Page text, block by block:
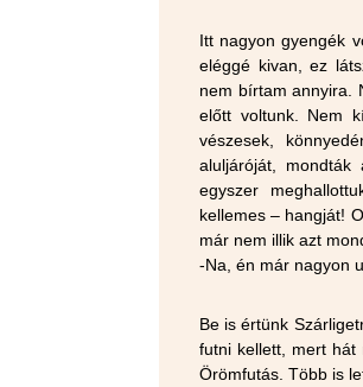
Itt nagyon gyengék
eléggé kivan, ez
nem bírtam annyira.
előtt voltunk. Nem
vészesek,
aluljáróját,
egyszer
kellemes – hangját!
már nem illik azt
-Na, én már nagyon
Be is értünk
futni kellett, mert hát
Örömfutás. Több is